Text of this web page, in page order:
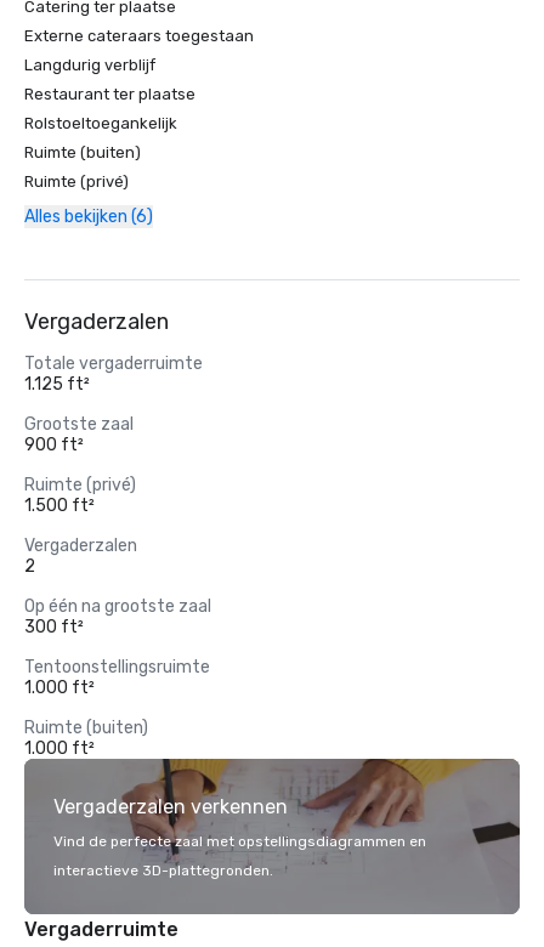
Catering ter plaatse
Externe cateraars toegestaan
Langdurig verblijf
Restaurant ter plaatse
Rolstoeltoegankelijk
Ruimte (buiten)
Ruimte (privé)
Alles bekijken (6)
Vergaderzalen
Totale vergaderruimte
1.125 ft²
Grootste zaal
900 ft²
Ruimte (privé)
1.500 ft²
Vergaderzalen
2
Op één na grootste zaal
300 ft²
Tentoonstellingsruimte
1.000 ft²
Ruimte (buiten)
1.000 ft²
Vergaderzalen verkennen
Vind de perfecte zaal met opstellingsdiagrammen en
interactieve 3D-plattegronden.
Vergaderruimte